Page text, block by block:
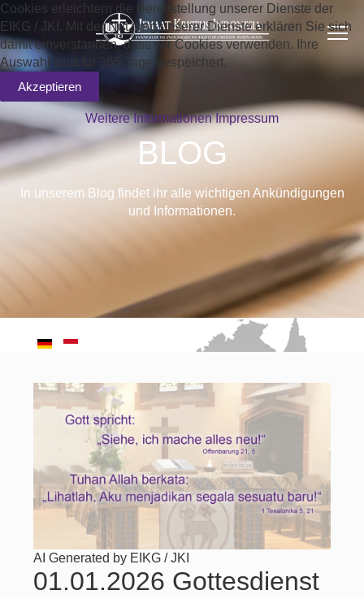
BLOG
In unserem Blog findet ihr alle wichtigen Ankündigungen
und Informationen.
AI Generated by EIKG / JKI
01.01.2026 Gottesdienst
Cookies erleichtern die Bereitstellung unserer Dienste der
EIKG / JKI. Mit der Nutzung unserer Dienste erklären Sie sich
damit einverstanden, dass wir Cookies verwenden. Ihre
Auswahl wird für 365 Tage gespeichert.
Akzeptieren
Weitere Informationen Impressum